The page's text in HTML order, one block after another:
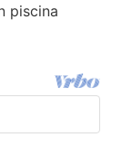
piscina